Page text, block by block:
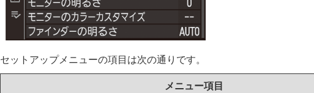
セットアップメニューの項目は次の通りです。
メニュー項目